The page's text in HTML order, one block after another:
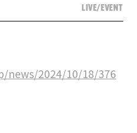
LIVE/EVENT
news/2024/10/18/376